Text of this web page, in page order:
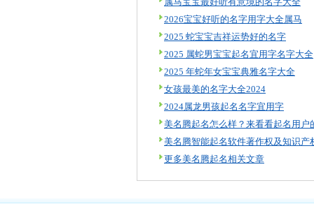
2026宝宝好听的名字用字大全属马
2025 蛇宝宝吉祥运势好的名字
2025 属蛇男宝宝起名宜用字名字大全
2025 年蛇年女宝宝典雅名字大全
女孩最美的名字大全2024
2024属龙男孩起名名字宜用字
更多美名腾起名相关文章